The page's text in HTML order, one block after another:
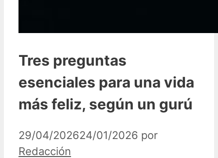
Tres preguntas
esenciales para una vida
más feliz, según un gurú
29/04/202624/01/2026 por
Redacción